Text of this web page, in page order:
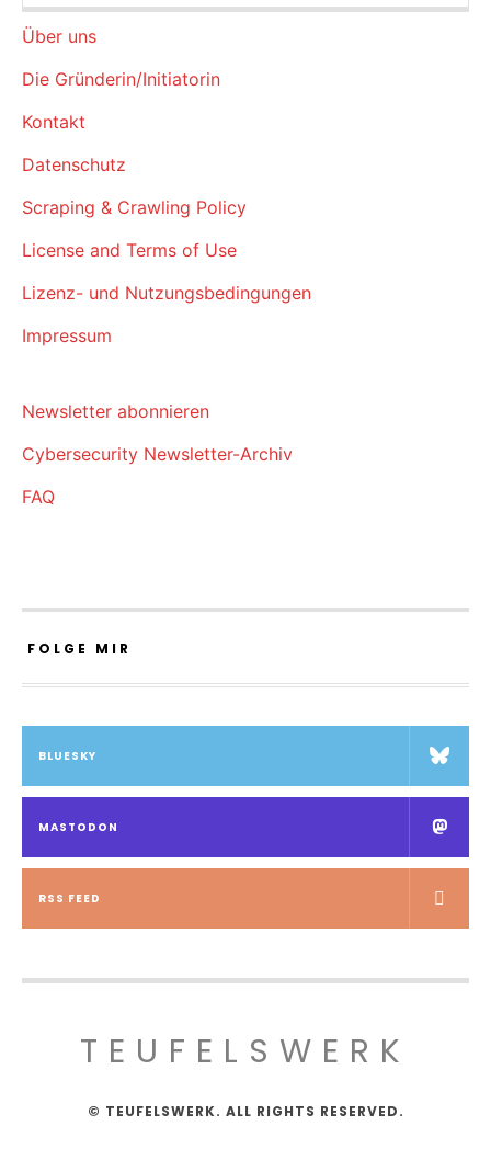
Über uns
Die Gründerin/Initiatorin
Kontakt
Datenschutz
Scraping & Crawling Policy
License and Terms of Use
Lizenz- und Nutzungsbedingungen
Impressum
Newsletter abonnieren
Cybersecurity Newsletter-Archiv
FAQ
FOLGE MIR
BLUESKY
MASTODON
RSS FEED
TEUFELSWERK
© TEUFELSWERK. ALL RIGHTS RESERVED.